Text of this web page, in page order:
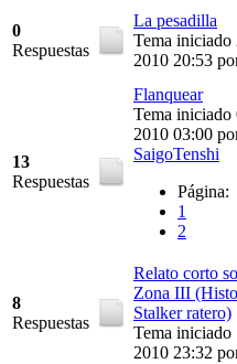
0
Respuestas
La pesadilla
Tema
2010 20:53
13
Respuestas
Flanquear
Tema
2010 03:00
SaigoTenshi
Página:
1
2
8
Respuestas
Relato corto
Zona III
Stalker ratero)
Tema
2010 23:32